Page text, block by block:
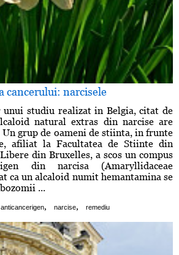
cancerului: narcisele
studiu realizat in Belgia, citat de
natural extras din narcise are
Un grup de oameni de stiinta, in frunte
afiliat la Facultatea de Stiinte din
din Bruxelles, a scos un compus
din narcisa (Amaryllidaceae
ca un alcaloid numit hemantamina se
...
anticancerigen, narcise, remediu